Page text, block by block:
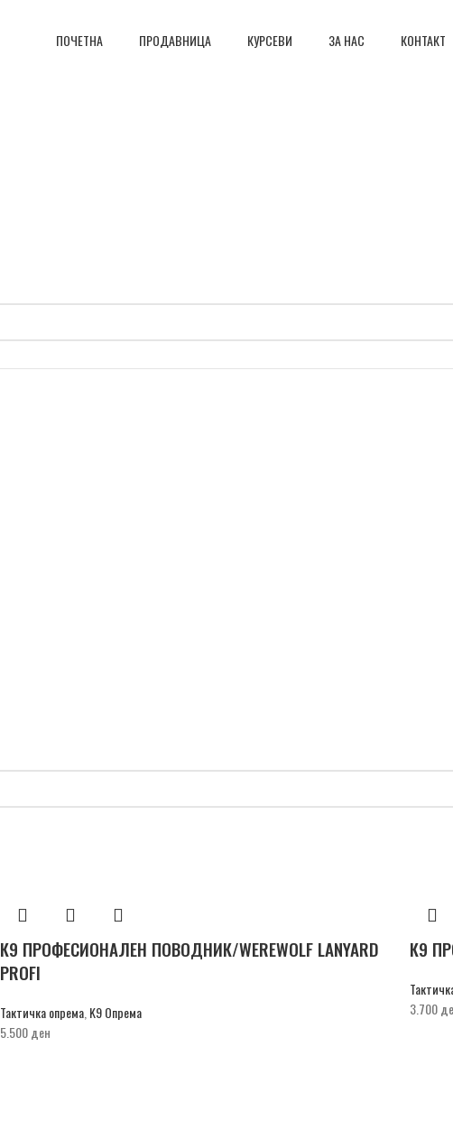
ПОЧЕТНА ПРОДАВНИЦА КУРСЕВИ ЗА НАС КОНТАКТ
К9 ПРОФЕСИОНАЛЕН ПОВОДНИК/WEREWOLF LANYARD
PROFI
Тактичка опрема, K9 Опрема
5.500ден
К9
3.700